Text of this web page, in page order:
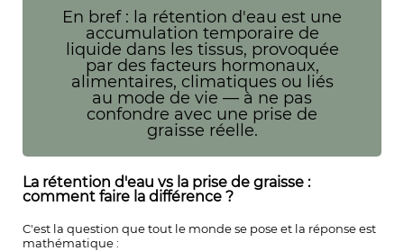
En bref : la rétention d'eau est une
accumulation temporaire de
liquide dans les tissus, provoquée
par des facteurs hormonaux,
alimentaires, climatiques ou liés
au mode de vie — à ne pas
confondre avec une prise de
graisse réelle.
La rétention d'eau vs la prise de graisse :
comment faire la différence ?
C'est la question que tout le monde se pose et la réponse est
mathématique :